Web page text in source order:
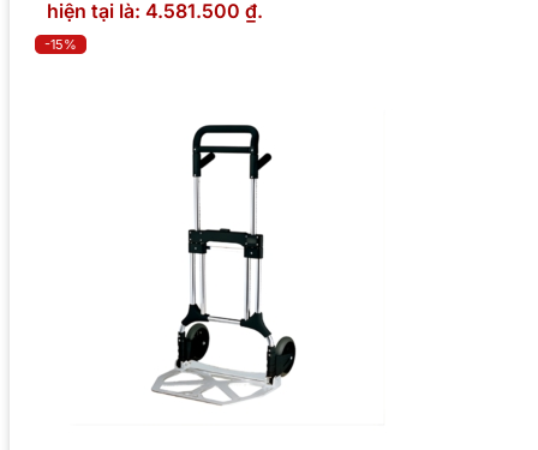
hiện tại là: 4.581.500 ₫.
-15%